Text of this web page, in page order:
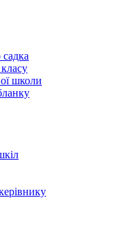
школи